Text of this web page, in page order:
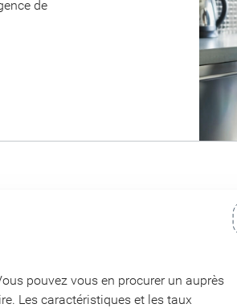
de
pouvez vous en procurer un auprès
Les caractéristiques et les taux